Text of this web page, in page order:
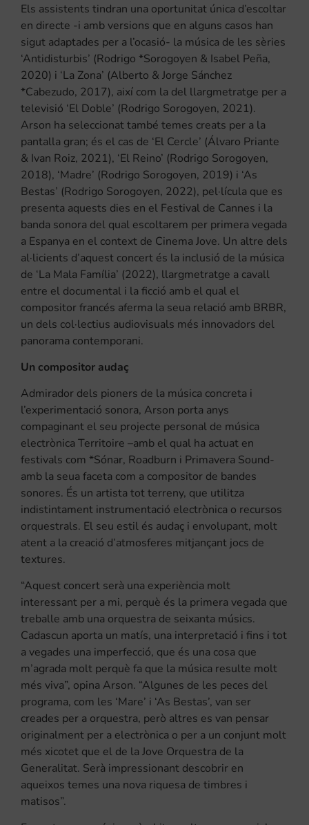
Els assistents tindran una oportunitat única d’escoltar
en directe -i amb versions que en alguns casos han
sigut adaptades per a l’ocasió- la música de les sèries
‘Antidisturbis’ (Rodrigo *Sorogoyen & Isabel Peña,
2020) i ‘La Zona’ (Alberto & Jorge Sánchez
*Cabezudo, 2017), així com la del llargmetratge per a
televisió ‘El Doble’ (Rodrigo Sorogoyen, 2021).
Arson ha seleccionat també temes creats per a la
pantalla gran; és el cas de ‘El Cercle’ (Álvaro Priante
& Ivan Roiz, 2021), ‘El Reino’ (Rodrigo Sorogoyen,
2018), ‘Madre’ (Rodrigo Sorogoyen, 2019) i ‘As
Bestas’ (Rodrigo Sorogoyen, 2022), pel·lícula que es
presenta aquests dies en el Festival de Cannes i la
banda sonora del qual escoltarem per primera vegada
a Espanya en el context de Cinema Jove. Un altre dels
al·licients d’aquest concert és la inclusió de la música
de ‘La Mala Família’ (2022), llargmetratge a cavall
entre el documental i la ficció amb el qual el
compositor francés aferma la seua relació amb BRBR,
un dels col·lectius audiovisuals més innovadors del
panorama contemporani.
Un compositor audaç
Admirador dels pioners de la música concreta i
l’experimentació sonora, Arson porta anys
compaginant el seu projecte personal de música
electrònica Territoire –amb el qual ha actuat en
festivals com *Sónar, Roadburn i Primavera Sound-
amb la seua faceta com a compositor de bandes
sonores. És un artista tot terreny, que utilitza
indistintament instrumentació electrònica o recursos
orquestrals. El seu estil és audaç i envolupant, molt
atent a la creació d’atmosferes mitjançant jocs de
textures.
“Aquest concert serà una experiència molt
interessant per a mi, perquè és la primera vegada que
treballe amb una orquestra de seixanta músics.
Cadascun aporta un matís, una interpretació i fins i tot
a vegades una imperfecció, que és una cosa que
m’agrada molt perquè fa que la música resulte molt
més viva”, opina Arson. “Algunes de les peces del
programa, com les ‘Mare’ i ‘As Bestas’, van ser
creades per a orquestra, però altres es van pensar
originalment per a electrònica o per a un conjunt molt
més xicotet que el de la Jove Orquestra de la
Generalitat. Serà impressionant descobrir en
aqueixos temes una nova riquesa de timbres i
matisos”.